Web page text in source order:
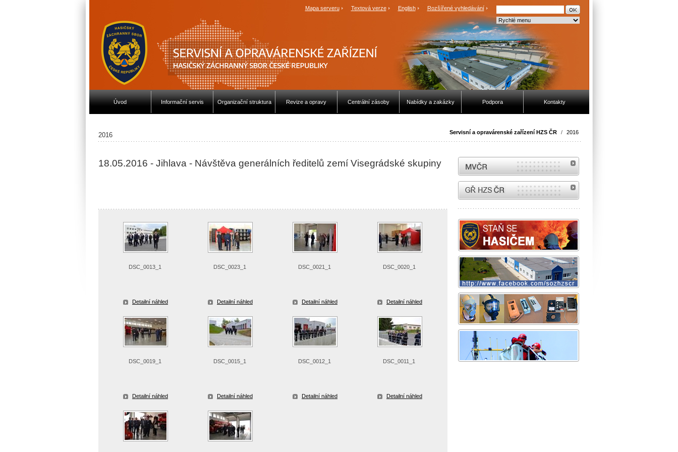
Mapa serveru Textová verze English Rozšířené vyhledávání
Úvod Informační servis Organizační struktura Revize a opravy Centrální zásoby Nabídky a zakázky Podpora Kontakty
Servisní a opravárenské zařízení HZS ČR / 2016
2016
18.05.2016 - Jihlava - Návštěva generálních ředitelů zemí Visegrádské skupiny
DSC_0013_1
Detailní náhled
DSC_0023_1
Detailní náhled
DSC_0021_1
Detailní náhled
DSC_0020_1
Detailní náhled
DSC_0019_1
Detailní náhled
DSC_0015_1
Detailní náhled
DSC_0012_1
Detailní náhled
DSC_0011_1
Detailní náhled
MVČR
internetové stránky Hasiči ČR